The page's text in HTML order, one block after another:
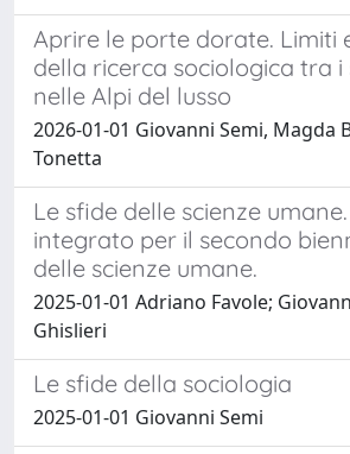
Aprire le porte dorate. Limiti
della ricerca sociologica tra i
nelle Alpi del lusso
2026-01-01 Giovanni Semi, Magda
Tonetta
Le sfide delle scienze
integrato per il secondo
delle scienze umane.
2025-01-01 Adriano Favole;
Ghislieri
Le sfide della sociologia
2025-01-01 Giovanni Semi